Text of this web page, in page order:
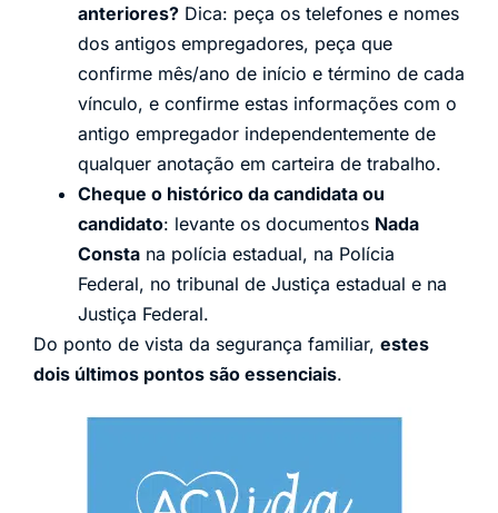
anteriores? Dica: peça os telefones e nomes
dos antigos empregadores, peça que
confirme mês/ano de início e término de cada
vínculo, e confirme estas informações com o
antigo empregador independentemente de
qualquer anotação em carteira de trabalho.
Cheque o histórico da candidata ou
candidato: levante os documentos Nada
Consta na polícia estadual, na Polícia
Federal, no tribunal de Justiça estadual e na
Justiça Federal.
Do ponto de vista da segurança familiar, estes
dois últimos pontos são essenciais.